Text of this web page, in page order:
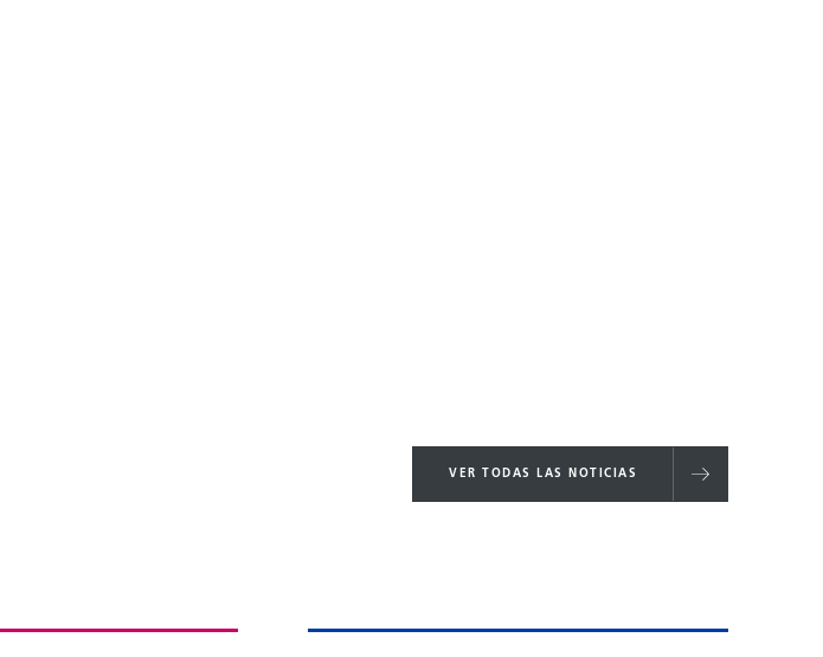
VER TODAS LAS NOTICIAS